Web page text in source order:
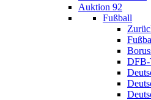
Auktion 92
Fußball
DFB-